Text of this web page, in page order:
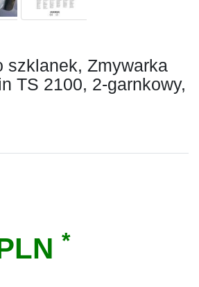
szklanek, Zmywarka
TS 2100, 2-garnkowy,
*